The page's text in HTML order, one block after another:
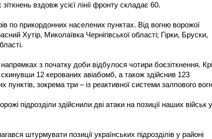
вздовж усієї лінії фронту складає 60.
по прикордонних населених пунктах. Від вогню ворожої
Хутір, Миколаївка Чернігівської області; Гірки, Бруски,
з початку доби відбулося чотири боєзіткнення.
скинувши 12 керованих авіабомб, а також здійснив 123
пунктів, зокрема три – із реактивної системи залпового
підрозділи здійснили дві атаки на позиції наших військ у
штурмувати позиції українських підрозділів у районі